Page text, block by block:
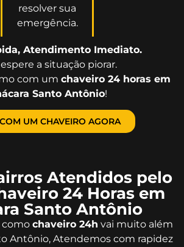
resolver sua
emergência.
Atendimento Imediato.
a situação piorar.
com um chaveiro 24 horas em
Santo Antônio!
UM CHAVEIRO AGORA
Atendidos pelo
24 Horas em
Santo Antônio
como chaveiro 24h vai muito além
Antônio, Atendemos com rapidez